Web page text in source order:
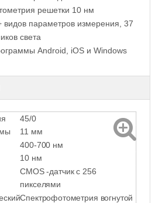
решетки 10 нм
видов параметров измерения, 37
света
Android, iOS и Windows
45/0
11 мм
400-700 нм
10 нм
CMOS -датчик с 256
пикселями
Спектрофотометрия вогнутой